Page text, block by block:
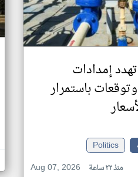
إمدادات
باستمرار
Politics
Aug 07, 2026
منذ ٢٢ ساعة